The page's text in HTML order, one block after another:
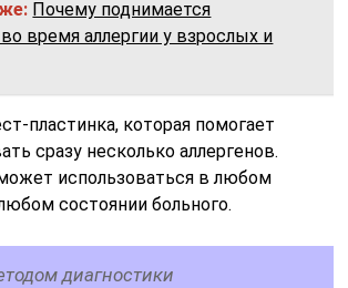
Почему поднимается
время аллергии у взрослых и
пластинка, которая помогает
сразу несколько аллергенов.
использоваться в любом
состоянии больного.
диагностики